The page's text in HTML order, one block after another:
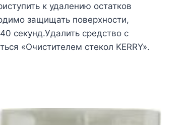
к удалению остатков
защищать поверхности,
секунд.Удалить средство с
«Очистителем стекол KERRY».